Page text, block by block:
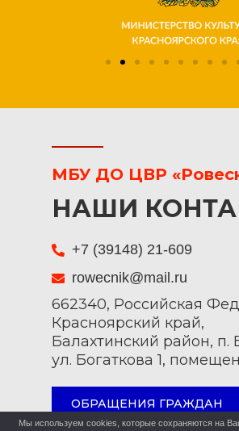
МБУ ДО ЦВР
НАШИ
+7 (39148) 21-609
rowecnik@mail.ru
662340, Российская
Красноярский край,
Балахтинский район, п.
ул. Богаткова 1,
ОБРАЩЕНИЯ ГРАЖДАН
Мы используем cookies, которые сохраняются на